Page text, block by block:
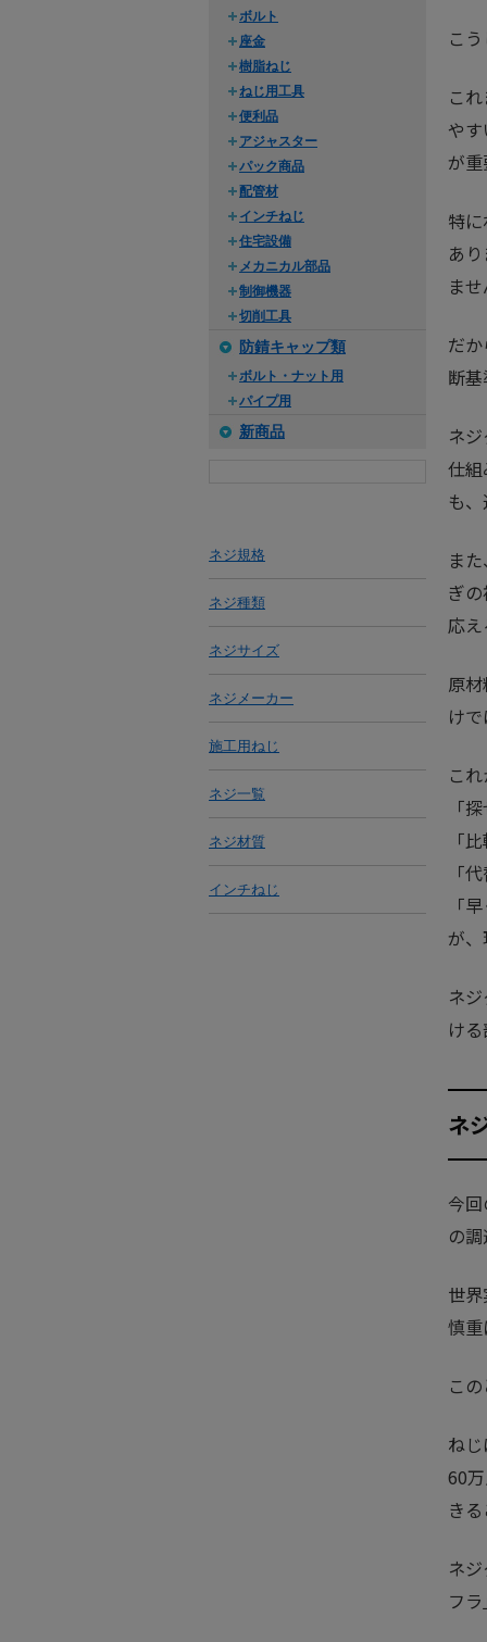
ボルト
座金
樹脂ねじ
ねじ用工具
便利品
アジャスター
パック商品
配管材
インチねじ
住宅設備
メカニカル部品
制御機器
切削工具
防錆キャップ類
ボルト・ナット用
パイプ用
新商品
ネジ規格
ネジ種類
ネジサイズ
ネジメーカー
施工用ねじ
ネジ一覧
ネジ材質
インチねじ
こ
こ
や
が重
特
あ
ませ
だ
断基
ネ
仕
も
ま
ぎ
応え
原
けで
これ
「
「
「
「
が
ネ
け
ネ
今
の
世
慎重
こ
ね
60
き
ネ
フ